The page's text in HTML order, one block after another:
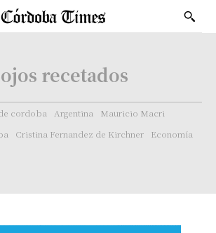
recetados
cordoba Argentina
Mauricio Macri
Cristina Fernandez de Kirchner
Economía